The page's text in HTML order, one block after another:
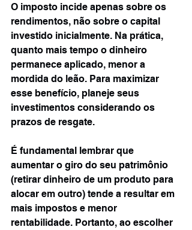
O imposto incide apenas sobre os
rendimentos, não sobre o capital
investido inicialmente. Na prática,
quanto mais tempo o dinheiro
permanece aplicado, menor a
mordida do leão. Para maximizar
esse benefício, planeje seus
investimentos considerando os
prazos de resgate.
É fundamental lembrar que
aumentar o giro do seu patrimônio
(retirar dinheiro de um produto para
alocar em outro) tende a resultar em
mais impostos e menor
rentabilidade. Portanto, ao escolher